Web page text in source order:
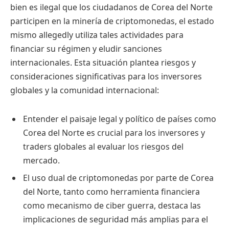
bien es ilegal que los ciudadanos de Corea del Norte
participen en la minería de criptomonedas, el estado
mismo allegedly utiliza tales actividades para
financiar su régimen y eludir sanciones
internacionales. Esta situación plantea riesgos y
consideraciones significativas para los inversores
globales y la comunidad internacional:
Entender el paisaje legal y político de países como
Corea del Norte es crucial para los inversores y
traders globales al evaluar los riesgos del
mercado.
El uso dual de criptomonedas por parte de Corea
del Norte, tanto como herramienta financiera
como mecanismo de ciber guerra, destaca las
implicaciones de seguridad más amplias para el